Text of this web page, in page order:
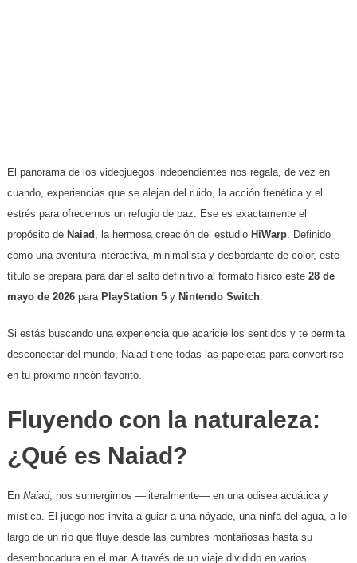
​El panorama de los videojuegos independientes nos regala, de vez en
cuando, experiencias que se alejan del ruido, la acción frenética y el
estrés para ofrecernos un refugio de paz. Ese es exactamente el
propósito de Naiad , la hermosa creación del estudio HiWarp. Definido
como una aventura interactiva, minimalista y desbordante de color, este
título se prepara para dar el salto definitivo al formato físico este 28 de
mayo de 2026para PlayStation 5y Nintendo Switch.
​Si estás buscando una experiencia que acaricie los sentidos y te permita
desconectar del mundo, Naiad tiene todas las papeletas para convertirse
en tu próximo rincón favorito.
​Fluyendo con la naturaleza:
¿Qué es Naiad?
​En Naiad, nos sumergimos —literalmente— en una odisea acuática y
mística. El juego nos invita a guiar a una náyade, una ninfa del agua, a lo
largo de un río que fluye desde las cumbres montañosas hasta su
desembocadura en el mar. A través de un viaje dividido en varios